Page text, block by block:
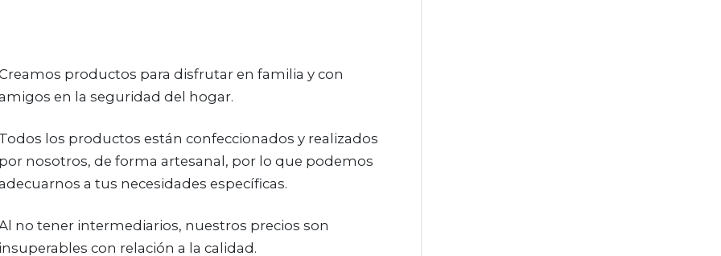
productos para disfrutar en familia y con
en la seguridad del hogar.
los productos están confeccionados y realizados
nosotros, de forma artesanal, por lo que podemos
a tus necesidades específicas.
no tener intermediarios, nuestros precios son
con relación a la calidad.